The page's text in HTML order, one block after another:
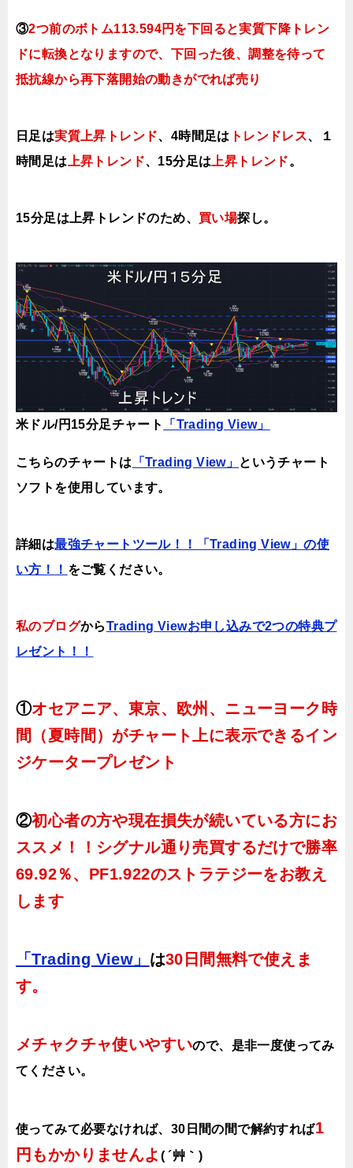
③2つ前のボトム113.594円を下回ると実質下降トレン
ドに転換となりますので、下回った後、調整を待って
抵抗線から再下落開始の動きがでれば売り
日足は実質上昇トレンド、 4時間足は ト レンドレス、１
時間足は 上昇トレンド、15分足は 上昇ト レンド。
15分足は上昇トレンドのため、 買い場探し。
米ドル/円15分足チャート 「Trading View」
こちらのチャートは 「Trading View」 というチャート
ソフトを使用しています。
詳細は最強チャートツール！！「Trading View」の使
い方！！ をご覧ください。
私のブログからTrading Viewお申し込みで2つの特典プ
レゼント！！
①オセアニア、東京、欧州、ニューヨーク時
間（夏時間）がチャート上に表示できるイン
ジケータープレゼント
②初心者の方や現在損失が続いている方にお
ススメ！！シグナル通り売買するだけで勝率
69.92％、PF1.922のストラテジーをお教え
します
「Trading View」 は30日間無料で使えま
す。
メチャクチャ使いやすいので、 是非一度使ってみ
てください。
使ってみて必要なければ、30日間の間で解約すれば1
円もかかりませんよ ( ´艸｀)